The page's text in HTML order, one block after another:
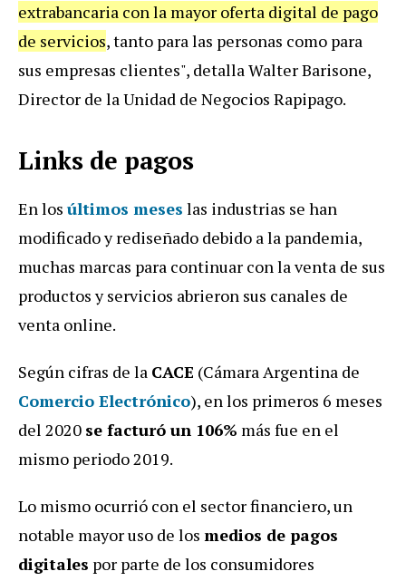
extrabancaria con la mayor oferta digital de pago
de servicios, tanto para las personas como para
sus empresas clientes", detalla Walter Barisone,
Director de la Unidad de Negocios Rapipago.
Links de pagos
En los últimos meses las industrias se han
modificado y rediseñado debido a la pandemia,
muchas marcas para continuar con la venta de sus
productos y servicios abrieron sus canales de
venta online.
Según cifras de la CACE (Cámara Argentina de
Comercio Electrónico), en los primeros 6 meses
del 2020 se facturó un 106% más fue en el
mismo periodo 2019.
Lo mismo ocurrió con el sector financiero, un
notable mayor uso de los medios de pagos
digitales por parte de los consumidores